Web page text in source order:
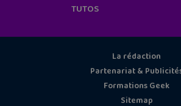
TUTOS
La rédaction
Partenariat &
Formations Geek
Sitemap